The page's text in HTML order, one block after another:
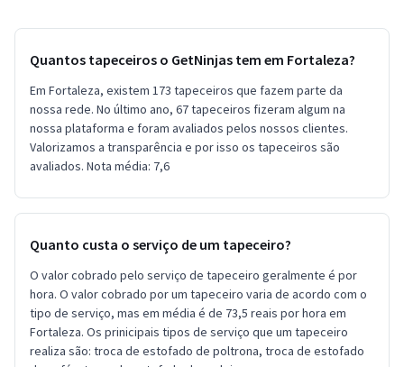
Quantos tapeceiros o GetNinjas tem em Fortaleza?
Em Fortaleza, existem 173 tapeceiros que fazem parte da
nossa rede. No último ano, 67 tapeceiros fizeram algum na
nossa plataforma e foram avaliados pelos nossos clientes.
Valorizamos a transparência e por isso os tapeceiros são
avaliados. Nota média: 7,6
Quanto custa o serviço de um tapeceiro?
O valor cobrado pelo serviço de tapeceiro geralmente é por
hora. O valor cobrado por um tapeceiro varia de acordo com o
tipo de serviço, mas em média é de 73,5 reais por hora em
Fortaleza. Os prinicipais tipos de serviço que um tapeceiro
realiza são: troca de estofado de poltrona, troca de estofado